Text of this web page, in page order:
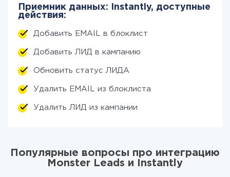
Приемник данных: Instantly, доступные
действия:
Добавить EMAIL в блоклист
Добавить ЛИД в кампанию
Обновить статус ЛИДА
Удалить EMAIL из блоклиста
Удалить ЛИД из кампании
Популярные вопросы про интеграцию
Monster Leads и Instantly